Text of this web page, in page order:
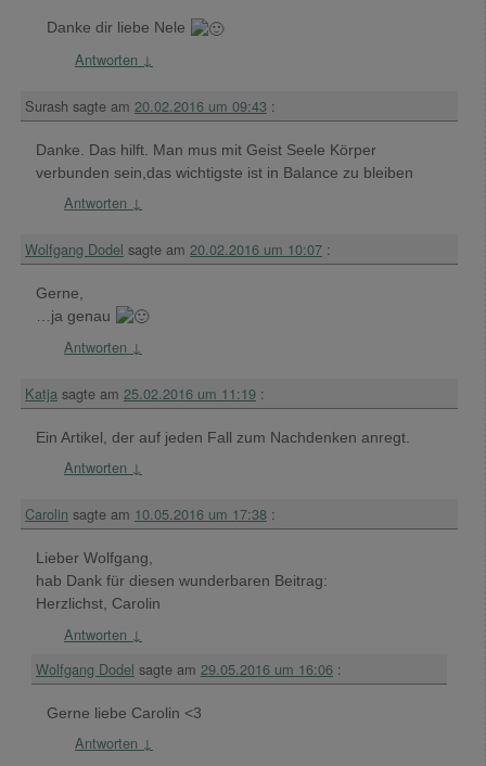
Danke dir liebe Nele
Antworten ↓
Surash sagte am 20.02.2016 um 09:43 :
Danke. Das hilft. Man mus mit Geist Seele Körper
verbunden sein,das wichtigste ist in Balance zu bleiben
Antworten ↓
Wolfgang Dodel sagte am 20.02.2016 um 10:07 :
Gerne,
…ja genau
Antworten ↓
Katja sagte am 25.02.2016 um 11:19 :
Ein Artikel, der auf jeden Fall zum Nachdenken anregt.
Antworten ↓
Carolin sagte am 10.05.2016 um 17:38 :
Lieber Wolfgang,
hab Dank für diesen wunderbaren Beitrag:
Herzlichst, Carolin
Antworten ↓
Wolfgang Dodel sagte am 29.05.2016 um 16:06 :
Gerne liebe Carolin <3
Antworten ↓